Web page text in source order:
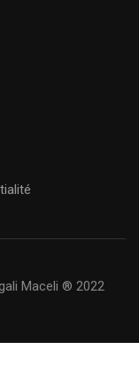
Maceli ® 2022